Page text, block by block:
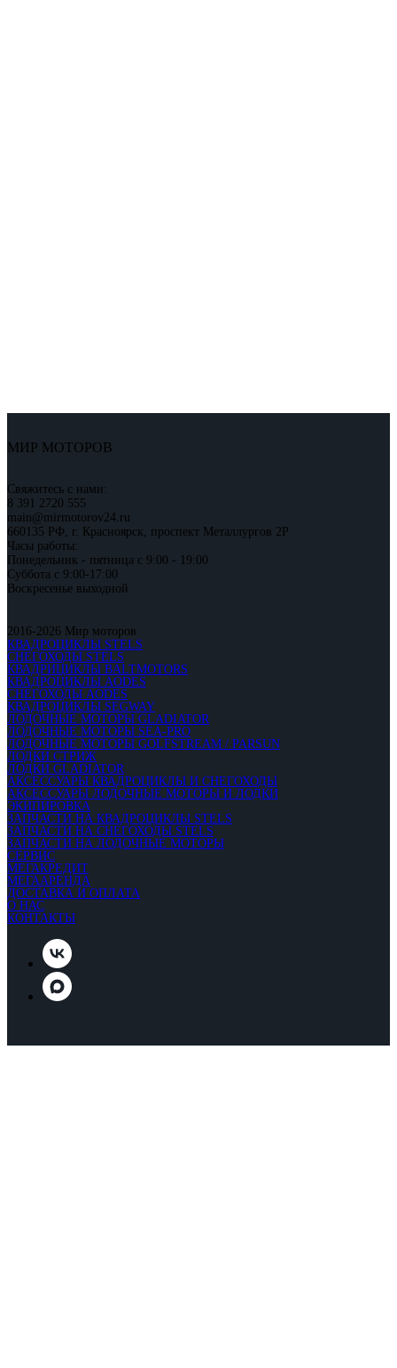
МИР МОТОРОВ
Свяжитесь с нами:
8 391 2720 555
main@mirmotorov24.ru
660135 РФ, г. Красноярск, проспект Металлургов 2Р
Часы работы:
Понедельник - пятница с 9:00 - 19:00
Суббота с 9:00-17:00
Воскресенье выходной
2016-2026 Мир моторов
КВАДРОЦИКЛЫ STELS
СНЕГОХОДЫ STELS
КВАДРИЦИКЛЫ BALTMOTORS
КВАДРОЦИКЛЫ AODES
СНЕГОХОДЫ AODES
КВАДРОЦИКЛЫ SEGWAY
ЛОДОЧНЫЕ МОТОРЫ GLADIATOR
ЛОДОЧНЫЕ МОТОРЫ SEA-PRO
ЛОДОЧНЫЕ МОТОРЫ GOLFSTREAM / PARSUN
ЛОДКИ СТРИЖ
ЛОДКИ GLADIATOR
АКСЕССУАРЫ КВАДРОЦИКЛЫ И СНЕГОХОДЫ
АКСЕССУАРЫ ЛОДОЧНЫЕ МОТОРЫ И ЛОДКИ
ЭКИПИРОВКА
ЗАПЧАСТИ НА КВАДРОЦИКЛЫ STELS
ЗАПЧАСТИ НА СНЕГОХОДЫ STELS
ЗАПЧАСТИ НА ЛОДОЧНЫЕ МОТОРЫ
СЕРВИС
МЕГАКРЕДИТ
МЕГААРЕНДА
ДОСТАВКА И ОПЛАТА
О НАС
КОНТАКТЫ